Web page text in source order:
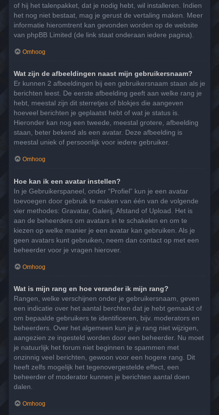
of hij het talenpakket, dat je nodig hebt, wil installeren. Indien
het nog niet bestaat, mag je gerust de vertaling maken. Meer
informatie hieromtrent kan gevonden worden op de website
van phpBB Limited (de link staat onderaan iedere pagina).
Omhoog
Wat zijn de afbeeldingen naast mijn gebruikersnaam?
Er kunnen 2 afbeeldingen bij een gebruikersnaam staan als je
berichten leest. De eerste afbeelding geeft aan welke rang je
hebt, meestal zijn dit sterretjes of blokjes die aangeven
hoeveel berichten je geplaatst hebt of wat je status is.
Hieronder kan nog een tweede, meestal grotere, afbeelding
staan, beter bekend als een avatar. Deze afbeelding is
meestal uniek of persoonlijk voor iedere gebruiker.
Omhoog
Hoe kan ik een avatar instellen?
In je Gebruikerspaneel, onder “Profiel” kun je een avatar
toevoegen door gebruik te maken van één van de volgende
vier methodes: Gravatar, Galerij, Afstand of Upload. Het is
aan de beheerders om avatars in te schakelen en om te
kiezen op welke manier je een avatar kan gebruiken. Als je
geen avatars kunt gebruiken, neem dan contact op met een
beheerder voor je vragen hierover.
Omhoog
Wat is mijn rang en hoe verander ik mijn rang?
Rangen, welke verschijnen onder je gebruikersnaam, geven
een indicatie over het aantal berchten dat je hebt gemaakt of
om bepaalde gebruikers te identificeren, bijv. moderators en
beheerders. Over het algemeen kun je je rang niet wijzigen,
aangezien ze ingesteld worden door een beheerder. Nu moet
je natuurlijk het forum niet beginnen te spammen met
onzinnig veel berichten, gewoon voor een hogere rang. Dit
heeft zelfs mogelijk het tegenovergestelde effect, een
beheerder of moderator kunnen je berichten aantal doen
dalen.
Omhoog